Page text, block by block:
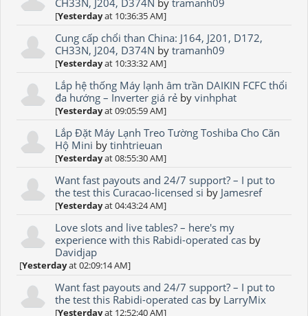
[Yesterdayat 10:36:35 AM]
Cung cấp chổi than China: J164, J201, D172,
CH33N, J204, D374N bytramanh09
[Yesterdayat 10:33:32 AM]
Lắp hệ thống Máy lạnh âm trần DAIKIN FCFC thổi
đa hướng – Inverter giá rẻ byvinhphat
[Yesterdayat 09:05:59 AM]
Lắp Đặt Máy Lạnh Treo Tường Toshiba Cho Căn
Hộ Mini bytinhtrieuan
[Yesterdayat 08:55:30 AM]
Want fast payouts and 24/7 support? – I put to
the test this Curacao-licensed si by Jamesref
[Yesterdayat 04:43:24 AM]
Love slots and live tables? – here's my
experience with this Rabidi-operated cas by
Davidjap
[Yesterdayat 02:09:14 AM]
Want fast payouts and 24/7 support? – I put to
the test this Rabidi-operated cas by LarryMix
[Yesterdayat 12:52:40 AM]